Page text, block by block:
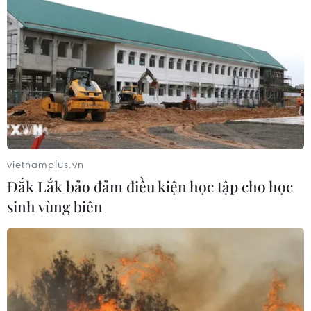
BSR phối trộn thành công dầu Diesel
sinh học B5 và B10
07/08/2026 05:02
Cà Mau quảng bá thương hiệu, kết
nối đầu tư, đưa ngành tôm phát triển
07/08/2026 03:04
Giá vàng trong nước giảm nhẹ,
thương hiệu SJC lùi về ngưỡng 142,2
triệu đồng
07/08/2026 02:21
vietnamplus.vn
Đắk Lắk bảo đảm điều kiện học tập cho học
sinh vùng biên